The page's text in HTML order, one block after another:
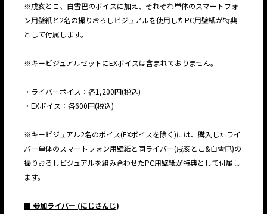
※戌亥とこ、白雪巴のボイスに加え、それぞれ単体のスマートフォ
ン用壁紙と2名の撮りおろしビジュアルを使用したPC用壁紙が特典
として付属します。
※キービジュアルセットにEXボイスは含まれておりません。
・ライバーボイス：各1,200円(税込)
・EXボイス：各600円(税込)
※キービジュアル2名のボイス(EXボイスを除く)には、購入したライ
バー単体のスマートフォン用壁紙と同ライバー(戌亥とこ&白雪巴)の
撮りおろしビジュアルを組み合わせたPC用壁紙が特典として付属し
ます。
■ 参加ライバー (にじさんじ)